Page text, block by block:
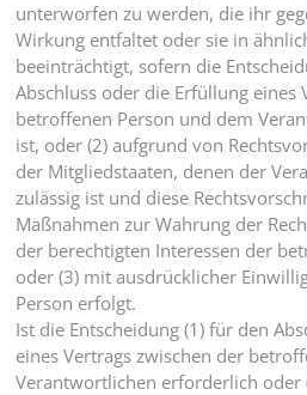
unterworfen zu werden, die ihr
Wirkung entfaltet oder sie in
beeinträchtigt, sofern die
Abschluss oder die Erfüllung eines
betroffenen Person und dem
ist, oder (2) aufgrund von
der Mitgliedstaaten, denen der
zulässig ist und diese
Maßnahmen zur Wahrung der
der berechtigten Interessen der
oder (3) mit ausdrücklicher
Person erfolgt.
Ist die Entscheidung (1) für den
eines Vertrags zwischen der
Verantwortlichen erforderlich oder